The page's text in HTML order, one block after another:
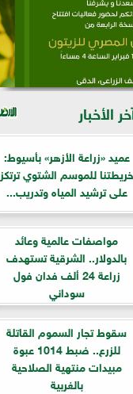
الأخبار
عميد «زراعة الأزهر» بأسيوط:
خريطتنا للموسم الشتوي ترتكز
على ترشيد المياه وتدريب...
مواصفات عالمية وعائد
بالدولار.. الشرقية تستهدف
زراعة 24 ألف فدان فول
سوداني
سقوط تجار السموم القاتلة
للزرع.. ضبط 1014 عبوة
مبيدات منتهية الصلاحية
بالغربية